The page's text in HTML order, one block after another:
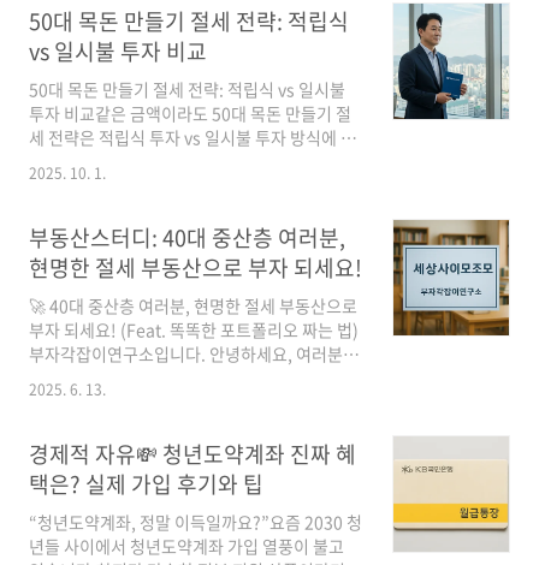
해결할 수 있다는 희망을 주세요. 친근한 어투를
사용하고 마지막에 이모티콘을 넣으면 더 좋습니
다! 😊 첫 번째 주요 섹션 제목 🤔첫 번째 섹션의
내용을 작성하세요. 주제에 대한 기본 개념이나
배경 설명을 포함하면 좋습니다. 추가 설명이나
세부 내용을 계속해서 작성하세요. 독자가 쉽게
이해할 수 있도록 전문 용어는 풀어서 설명해주
세요. 💡 알아두세요!중요한 정보나 유용한 팁을
50대 목돈 만들기 절세 전략: 적립식
vs 일시불 투자 비교
50대 목돈 만들기 절세 전략: 적립식 vs 일시불
투자 비교같은 금액이라도 50대 목돈 만들기 절
세 전략은 적립식 투자 vs 일시불 투자 방식에 따
라 결과가 크게 달라집니다.많은 중장년층이 고
민하는 것은 은퇴 전 안정적인 목돈 마련과 세금
식과 일시불 투자 차이, ② 절세 효과 극대화 방
법, ③ 실제 계산 예시와 관련 기관 자료 까지 정
리하여 실행 가능한 가이드를 제공합니다.📌 목
차50대 목돈 만들기, 왜 절세 전략이 중요한가?
적립식 투자 vs 일시불 투자: 기본 개념과 차이세
금 부담 줄이는 절세형 상품 비교실제 시뮬레이
션: 3천만 원 투자 차이50대 중장년 목돈 마련 체
크리스트1. 50대 목돈 만들기, 왜 절세 전략이 중
2025. 10. 1.
부동산스터디: 40대 중산층 여러분,
현명한 절세 부동산으로 부자 되세요!
🚀 40대 중산층 여러분, 현명한 절세 부동산으로
부자 되세요! (Feat. 똑똑한 포트폴리오 짜는 법)
부자각잡이연구소입니다. 안녕하세요, 여러분!
직장생활 15년 차, 자녀 교육비 걱정부터 노후 준
비까지, 요즘 밤잠 설치시는 40대 중산층 분들 많
다. 그런데 이 고민을 조금이라도 덜어줄 수 있는
방법이 있다면 어떨까요? 바로 '절세형 부동산 포
트폴리오'에 그 해답이 있습니다!"에이, 부동산
투자는 어렵고, 세금도 복잡하잖아요!"라고 생각
하실 수 있어요. 하지만 오늘 저와 함께 핵심만 쏙
2025. 6. 13.
경제적 자유💸 청년도약계좌 진짜 혜
택은? 실제 가입 후기와 팁
“청년도약계좌, 정말 이득일까요?”요즘 2030 청
년들 사이에서 청년도약계좌 가입 열풍이 불고